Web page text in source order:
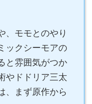
、モモとのやり
ックシーモアの
と雰囲気がつか
やドドリア三太
、まず原作から